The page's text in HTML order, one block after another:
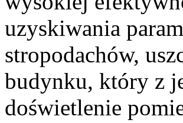
uzyskiwania
stropodachów,
budynku, który z
doświetlenie